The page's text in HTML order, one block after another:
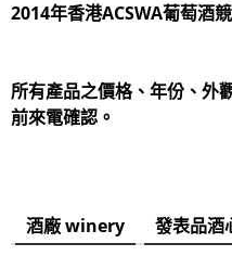
2014年香港ACSWA葡萄酒
所有產品之價格、年份、外
前來電確認。
酒廠 winery
發表品酒